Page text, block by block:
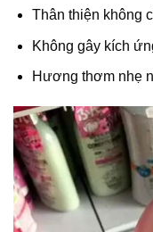
Thân thiện không
Không gây kích
Hương thơm nhẹ